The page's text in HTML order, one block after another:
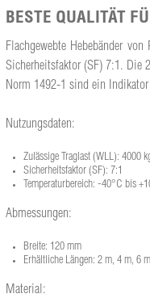
BESTE QUALITÄT
Flachgewebte Hebebänder
Sicherheitsfaktor (SF) 7:1. Die
Norm 1492-1 sind ein
Nutzungsdaten:
Zulässige Traglast (WLL): 4000
Sicherheitsfaktor (SF): 7:1
Temperaturbereich: -40°C bis
Abmessungen:
Breite: 120 mm
Erhältliche Längen: 2 m, 4 m, 6 m
Material: